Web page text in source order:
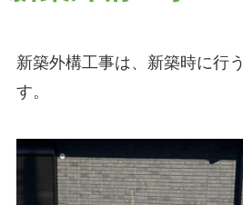
新築外構工事は、 新築時に行う
す。